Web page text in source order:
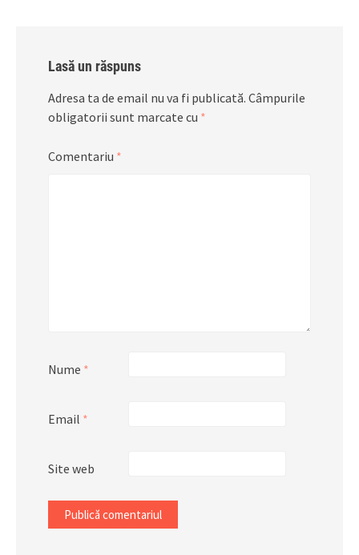
Lasă un răspuns
Adresa ta de email nu va fi publicată. Câmpurile
obligatorii sunt marcate cu *
Comentariu *
Nume *
Email *
Site web